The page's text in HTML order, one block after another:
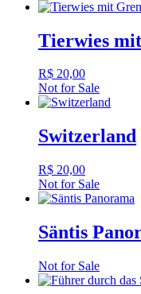
Tierwies
R$ 20,00
Not for Sale
Switzerland
R$ 20,00
Not for Sale
Säntis
Not for Sale